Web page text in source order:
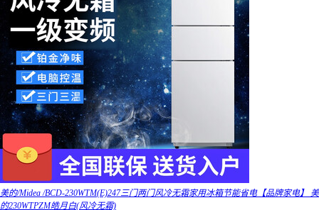
美的/Midea /BCD-230WTM(E)247三门两门风冷无霜家用冰箱节能省电【品牌家电】 美
的230WTPZM皓月白(风冷无霜)